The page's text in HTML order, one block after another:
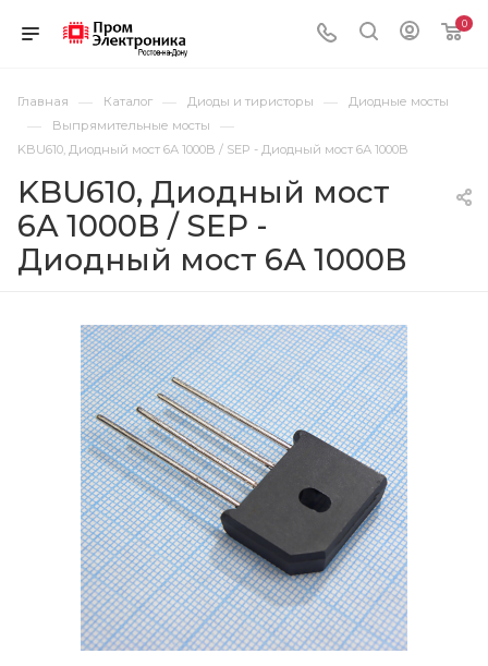
0
Главная — Каталог — Диоды и тиристоры — Диодные мосты
— Выпрямительные мосты —
KBU610, Диодный мост 6А 1000В / SEP - Диодный мост 6А 1000В
KBU610, Диодный мост
6А 1000В / SEP -
Диодный мост 6А 1000В